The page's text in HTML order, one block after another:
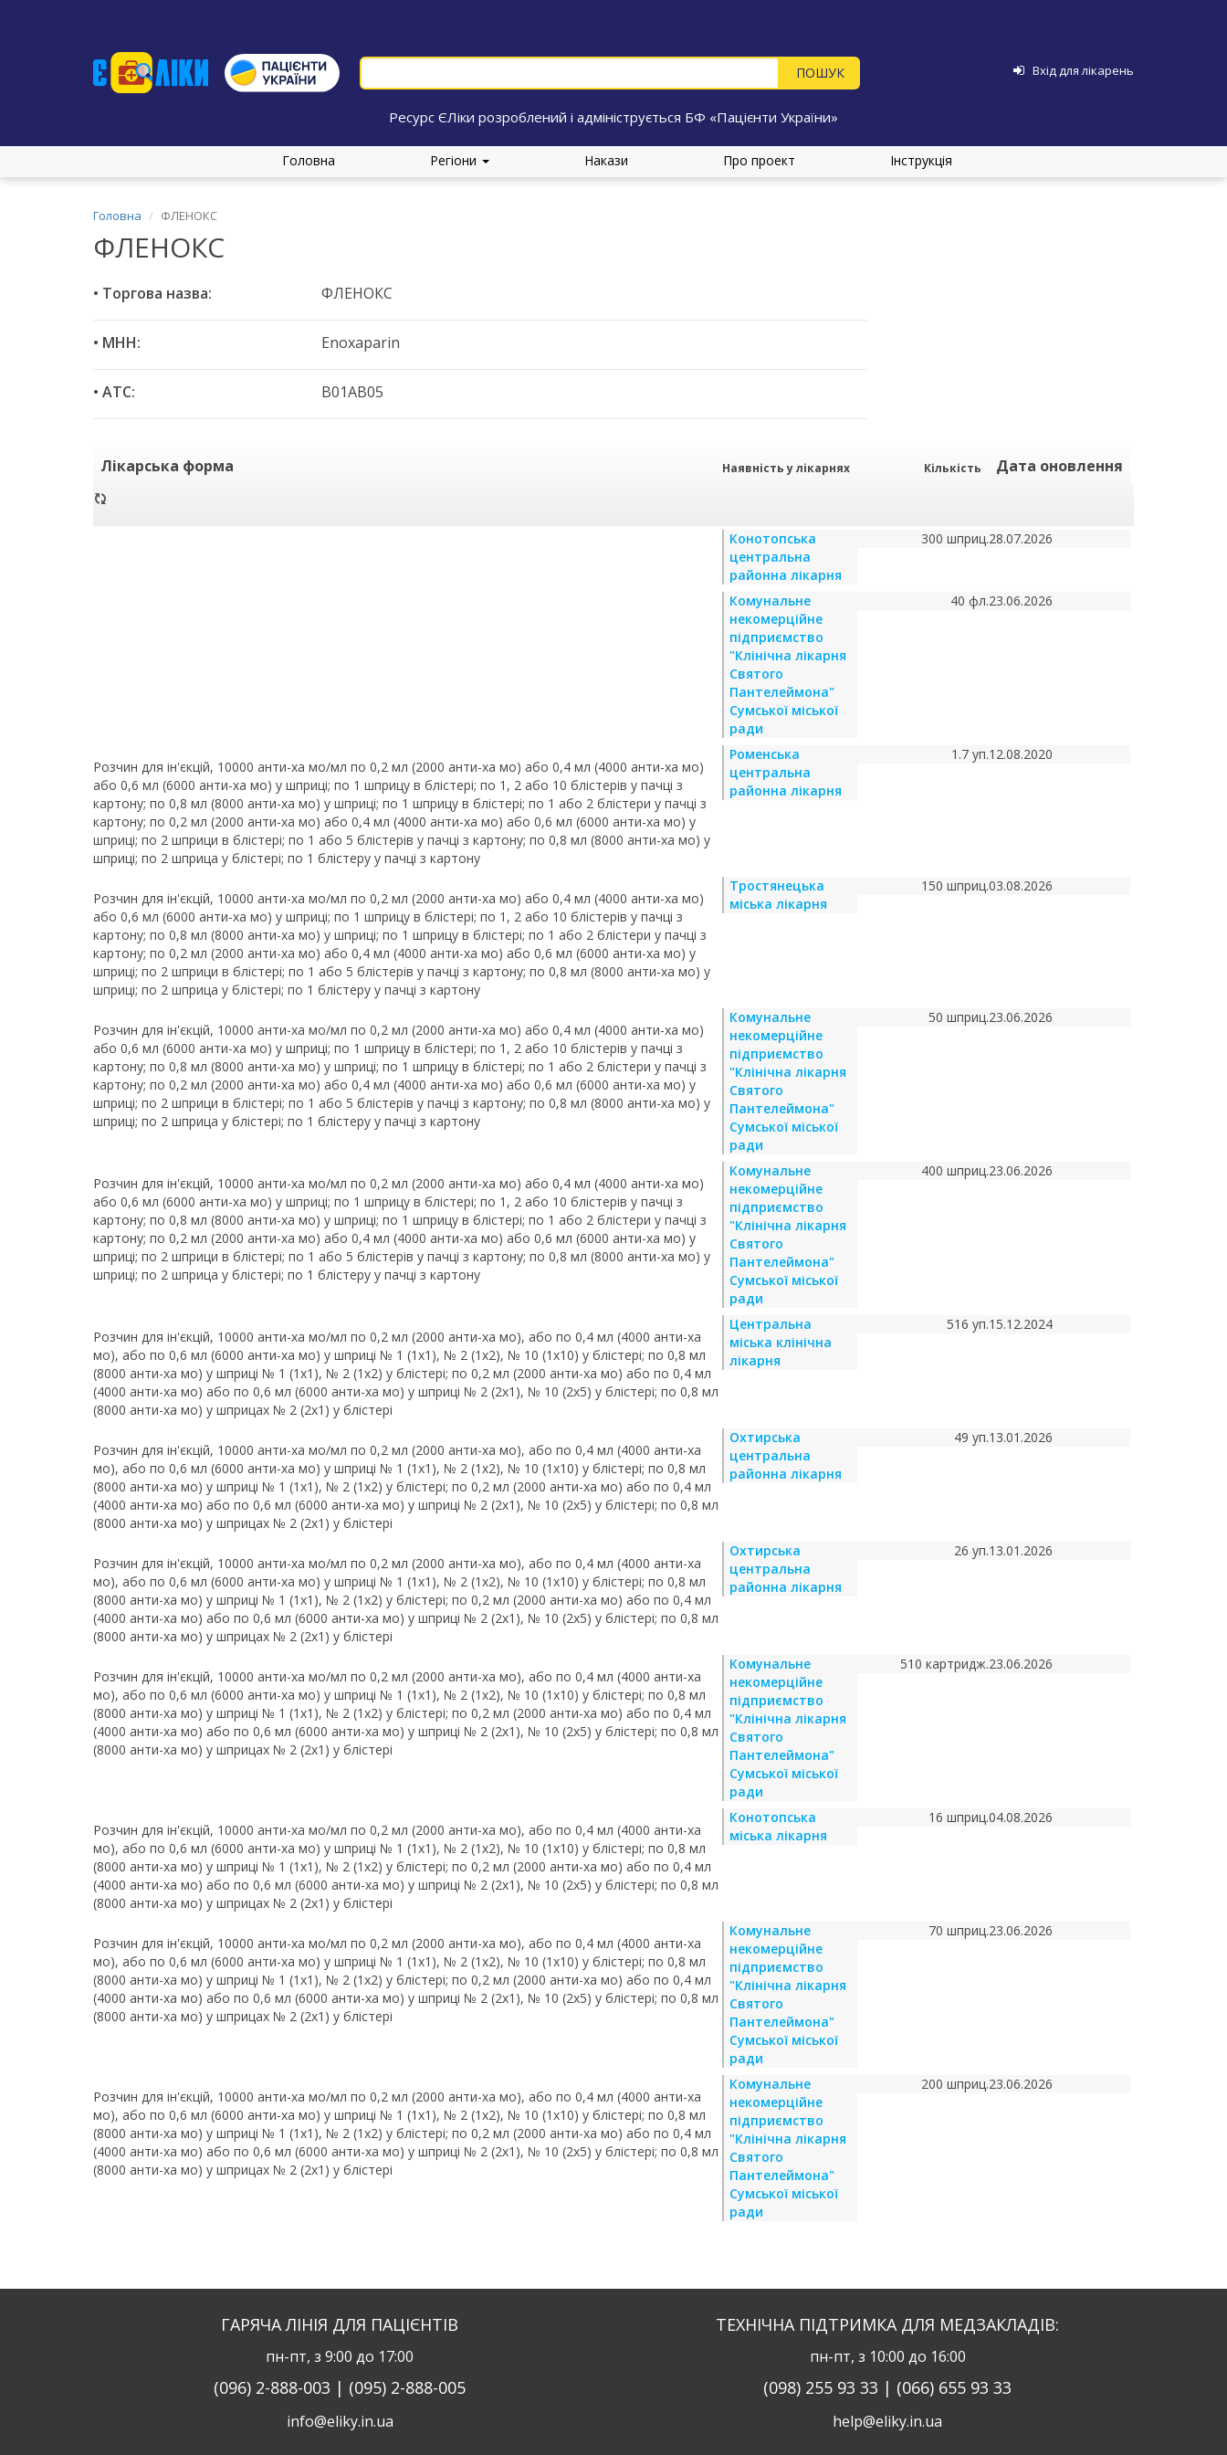
Вхід для лікарень
Ресурс ЄЛіки розроблений і адмініструється БФ «Пацієнти України»
Головна Регіони Накази Про проект Інструкція
Головна ФЛЕНОКС
ФЛЕНОКС
• Торгова назва: ФЛЕНОКС
• МНН: Enoxaparin
• ATC: B01AB05
Лікарська форма Наявність у лікарнях Кількість Дата оновлення
Конотопська
центральна
районна лікарня
300 шприц.28.07.2026
Комунальне
некомерційне
підприємство
"Клінічна лікарня
Святого
Пантелеймона"
Сумської міської
ради
40 фл.23.06.2026
Розчин для ін'єкцій, 10000 анти-ха мо/мл по 0,2 мл (2000 анти-ха мо) або 0,4 мл (4000 анти-ха мо)
або 0,6 мл (6000 анти-ха мо) у шприці; по 1 шприцу в блістері; по 1, 2 або 10 блістерів у пачці з
картону; по 0,8 мл (8000 анти-ха мо) у шприці; по 1 шприцу в блістері; по 1 або 2 блістери у пачці з
картону; по 0,2 мл (2000 анти-ха мо) або 0,4 мл (4000 анти-ха мо) або 0,6 мл (6000 анти-ха мо) у
шприці; по 2 шприци в блістері; по 1 або 5 блістерів у пачці з картону; по 0,8 мл (8000 анти-ха мо) у
шприці; по 2 шприца у блістері; по 1 блістеру у пачці з картону
Роменська
центральна
районна лікарня
1.7 уп.12.08.2020
Розчин для ін'єкцій, 10000 анти-ха мо/мл по 0,2 мл (2000 анти-ха мо) або 0,4 мл (4000 анти-ха мо)
або 0,6 мл (6000 анти-ха мо) у шприці; по 1 шприцу в блістері; по 1, 2 або 10 блістерів у пачці з
картону; по 0,8 мл (8000 анти-ха мо) у шприці; по 1 шприцу в блістері; по 1 або 2 блістери у пачці з
картону; по 0,2 мл (2000 анти-ха мо) або 0,4 мл (4000 анти-ха мо) або 0,6 мл (6000 анти-ха мо) у
шприці; по 2 шприци в блістері; по 1 або 5 блістерів у пачці з картону; по 0,8 мл (8000 анти-ха мо) у
шприці; по 2 шприца у блістері; по 1 блістеру у пачці з картону
Тростянецька
міська лікарня
150 шприц.03.08.2026
Розчин для ін'єкцій, 10000 анти-ха мо/мл по 0,2 мл (2000 анти-ха мо) або 0,4 мл (4000 анти-ха мо)
або 0,6 мл (6000 анти-ха мо) у шприці; по 1 шприцу в блістері; по 1, 2 або 10 блістерів у пачці з
картону; по 0,8 мл (8000 анти-ха мо) у шприці; по 1 шприцу в блістері; по 1 або 2 блістери у пачці з
картону; по 0,2 мл (2000 анти-ха мо) або 0,4 мл (4000 анти-ха мо) або 0,6 мл (6000 анти-ха мо) у
шприці; по 2 шприци в блістері; по 1 або 5 блістерів у пачці з картону; по 0,8 мл (8000 анти-ха мо) у
шприці; по 2 шприца у блістері; по 1 блістеру у пачці з картону
Комунальне
некомерційне
підприємство
"Клінічна лікарня
Святого
Пантелеймона"
Сумської міської
ради
50 шприц.23.06.2026
Розчин для ін'єкцій, 10000 анти-ха мо/мл по 0,2 мл (2000 анти-ха мо) або 0,4 мл (4000 анти-ха мо)
або 0,6 мл (6000 анти-ха мо) у шприці; по 1 шприцу в блістері; по 1, 2 або 10 блістерів у пачці з
картону; по 0,8 мл (8000 анти-ха мо) у шприці; по 1 шприцу в блістері; по 1 або 2 блістери у пачці з
картону; по 0,2 мл (2000 анти-ха мо) або 0,4 мл (4000 анти-ха мо) або 0,6 мл (6000 анти-ха мо) у
шприці; по 2 шприци в блістері; по 1 або 5 блістерів у пачці з картону; по 0,8 мл (8000 анти-ха мо) у
шприці; по 2 шприца у блістері; по 1 блістеру у пачці з картону
Комунальне
некомерційне
підприємство
"Клінічна лікарня
Святого
Пантелеймона"
Сумської міської
ради
400 шприц.23.06.2026
Розчин для ін'єкцій, 10000 анти-ха мо/мл по 0,2 мл (2000 анти-ха мо), або по 0,4 мл (4000 анти-ха
мо), або по 0,6 мл (6000 анти-ха мо) у шприці № 1 (1х1), № 2 (1х2), № 10 (1х10) у блістері; по 0,8 мл
(8000 анти-ха мо) у шприці № 1 (1х1), № 2 (1х2) у блістері; по 0,2 мл (2000 анти-ха мо) або по 0,4 мл
(4000 анти-ха мо) або по 0,6 мл (6000 анти-ха мо) у шприці № 2 (2х1), № 10 (2х5) у блістері; по 0,8 мл
(8000 анти-ха мо) у шприцах № 2 (2х1) у блістері
Центральна
міська клінічна
лікарня
516 уп.15.12.2024
Розчин для ін'єкцій, 10000 анти-ха мо/мл по 0,2 мл (2000 анти-ха мо), або по 0,4 мл (4000 анти-ха
мо), або по 0,6 мл (6000 анти-ха мо) у шприці № 1 (1х1), № 2 (1х2), № 10 (1х10) у блістері; по 0,8 мл
(8000 анти-ха мо) у шприці № 1 (1х1), № 2 (1х2) у блістері; по 0,2 мл (2000 анти-ха мо) або по 0,4 мл
(4000 анти-ха мо) або по 0,6 мл (6000 анти-ха мо) у шприці № 2 (2х1), № 10 (2х5) у блістері; по 0,8 мл
(8000 анти-ха мо) у шприцах № 2 (2х1) у блістері
Охтирська
центральна
районна лікарня
49 уп.13.01.2026
Розчин для ін'єкцій, 10000 анти-ха мо/мл по 0,2 мл (2000 анти-ха мо), або по 0,4 мл (4000 анти-ха
мо), або по 0,6 мл (6000 анти-ха мо) у шприці № 1 (1х1), № 2 (1х2), № 10 (1х10) у блістері; по 0,8 мл
(8000 анти-ха мо) у шприці № 1 (1х1), № 2 (1х2) у блістері; по 0,2 мл (2000 анти-ха мо) або по 0,4 мл
(4000 анти-ха мо) або по 0,6 мл (6000 анти-ха мо) у шприці № 2 (2х1), № 10 (2х5) у блістері; по 0,8 мл
(8000 анти-ха мо) у шприцах № 2 (2х1) у блістері
Охтирська
центральна
районна лікарня
26 уп.13.01.2026
Розчин для ін'єкцій, 10000 анти-ха мо/мл по 0,2 мл (2000 анти-ха мо), або по 0,4 мл (4000 анти-ха
мо), або по 0,6 мл (6000 анти-ха мо) у шприці № 1 (1х1), № 2 (1х2), № 10 (1х10) у блістері; по 0,8 мл
(8000 анти-ха мо) у шприці № 1 (1х1), № 2 (1х2) у блістері; по 0,2 мл (2000 анти-ха мо) або по 0,4 мл
(4000 анти-ха мо) або по 0,6 мл (6000 анти-ха мо) у шприці № 2 (2х1), № 10 (2х5) у блістері; по 0,8 мл
(8000 анти-ха мо) у шприцах № 2 (2х1) у блістері
Комунальне
некомерційне
підприємство
"Клінічна лікарня
Святого
Пантелеймона"
Сумської міської
ради
510 картридж.23.06.2026
Розчин для ін'єкцій, 10000 анти-ха мо/мл по 0,2 мл (2000 анти-ха мо), або по 0,4 мл (4000 анти-ха
мо), або по 0,6 мл (6000 анти-ха мо) у шприці № 1 (1х1), № 2 (1х2), № 10 (1х10) у блістері; по 0,8 мл
(8000 анти-ха мо) у шприці № 1 (1х1), № 2 (1х2) у блістері; по 0,2 мл (2000 анти-ха мо) або по 0,4 мл
(4000 анти-ха мо) або по 0,6 мл (6000 анти-ха мо) у шприці № 2 (2х1), № 10 (2х5) у блістері; по 0,8 мл
(8000 анти-ха мо) у шприцах № 2 (2х1) у блістері
Конотопська
міська лікарня
16 шприц.04.08.2026
Розчин для ін'єкцій, 10000 анти-ха мо/мл по 0,2 мл (2000 анти-ха мо), або по 0,4 мл (4000 анти-ха
мо), або по 0,6 мл (6000 анти-ха мо) у шприці № 1 (1х1), № 2 (1х2), № 10 (1х10) у блістері; по 0,8 мл
(8000 анти-ха мо) у шприці № 1 (1х1), № 2 (1х2) у блістері; по 0,2 мл (2000 анти-ха мо) або по 0,4 мл
(4000 анти-ха мо) або по 0,6 мл (6000 анти-ха мо) у шприці № 2 (2х1), № 10 (2х5) у блістері; по 0,8 мл
(8000 анти-ха мо) у шприцах № 2 (2х1) у блістері
Комунальне
некомерційне
підприємство
"Клінічна лікарня
Святого
Пантелеймона"
Сумської міської
ради
70 шприц.23.06.2026
Розчин для ін'єкцій, 10000 анти-ха мо/мл по 0,2 мл (2000 анти-ха мо), або по 0,4 мл (4000 анти-ха
мо), або по 0,6 мл (6000 анти-ха мо) у шприці № 1 (1х1), № 2 (1х2), № 10 (1х10) у блістері; по 0,8 мл
(8000 анти-ха мо) у шприці № 1 (1х1), № 2 (1х2) у блістері; по 0,2 мл (2000 анти-ха мо) або по 0,4 мл
(4000 анти-ха мо) або по 0,6 мл (6000 анти-ха мо) у шприці № 2 (2х1), № 10 (2х5) у блістері; по 0,8 мл
(8000 анти-ха мо) у шприцах № 2 (2х1) у блістері
Комунальне
некомерційне
підприємство
"Клінічна лікарня
Святого
Пантелеймона"
Сумської міської
ради
200 шприц.23.06.2026
ГАРЯЧА ЛІНІЯ ДЛЯ ПАЦІЄНТІВ
пн-пт, з 9:00 до 17:00
(096) 2-888-003 | (095) 2-888-005
info@eliky.in.ua
ТЕХНІЧНА ПІДТРИМКА ДЛЯ МЕДЗАКЛАДІВ:
пн-пт, з 10:00 до 16:00
(098) 255 93 33 | (066) 655 93 33
help@eliky.in.ua